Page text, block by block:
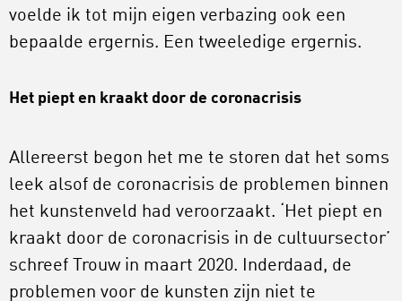
voelde ik tot mijn eigen verbazing ook een
bepaalde ergernis. Een tweeledige ergernis.
Het piept en kraakt door de coronacrisis
Allereerst begon het me te storen dat het soms
leek alsof de coronacrisis de problemen binnen
het kunstenveld had veroorzaakt. ‘Het piept en
kraakt door de coronacrisis in de cultuursector’
schreef Trouw in maart 2020. Inderdaad, de
problemen voor de kunsten zijn niet te